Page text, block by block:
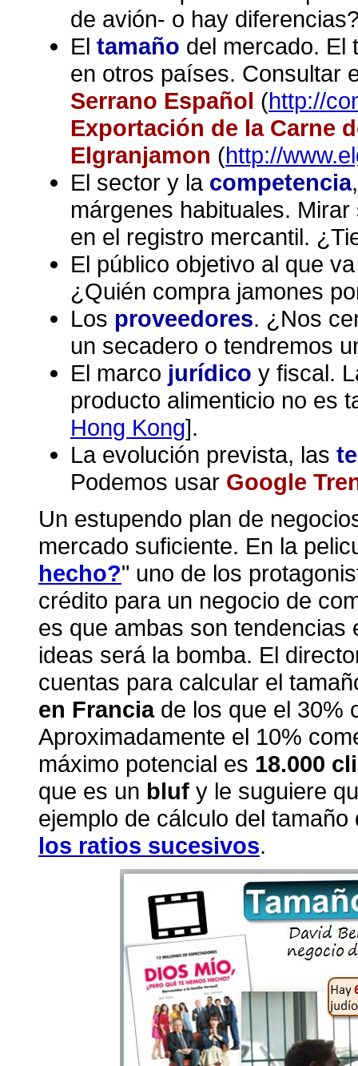
de avión- o hay
El tamaño del mercado. El
en otros países. Consultar
Serrano Español (http://
Exportación de la Carne
Elgranjamon (http://
El sector y la competencia
márgenes habituales.
en el registro mercantil.
El público objetivo al que
¿Quién compra jamones
Los proveedores. ¿Nos
un secadero o tendremos
El marco jurídico y fiscal.
producto alimenticio no es
Hong Kong].
La evolución prevista, las
Podemos usar Google
Un estupendo plan de
mercado suficiente. En la
hecho?" uno de los
crédito para un negocio de
es que ambas son
ideas será la bomba. El
cuentas para calcular el
en Franciade los que el 30%
Aproximadamente el 10%
máximo potencial es 18.000
que es un bluf y le suguiere
ejemplo de cálculo del
los ratios sucesivos.